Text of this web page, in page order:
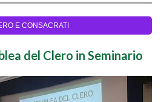
E CONSACRATI
del Clero in Seminario